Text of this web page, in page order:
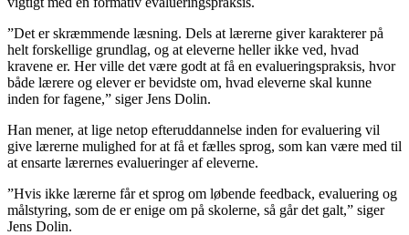
”Det er skræmmende læsning. Dels at lærerne giver karakterer på
helt forskellige grundlag, og at eleverne heller ikke ved, hvad
kravene er. Her ville det være godt at få en evalueringspraksis, hvor
både lærere og elever er bevidste om, hvad eleverne skal kunne
inden for fagene,” siger Jens Dolin.
Han mener, at lige netop efteruddannelse inden for evaluering vil
give lærerne mulighed for at få et fælles sprog, som kan være med til
at ensarte lærernes evalueringer af eleverne.
”Hvis ikke lærerne får et sprog om løbende feedback, evaluering og
målstyring, som de er enige om på skolerne, så går det galt,” siger
Jens Dolin.